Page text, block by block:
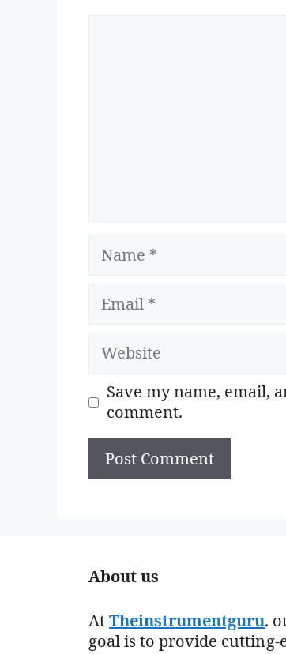
Website
Save my name, email,
comment.
About us
AtTheinstrumentguru.
goal is to provide cutting-